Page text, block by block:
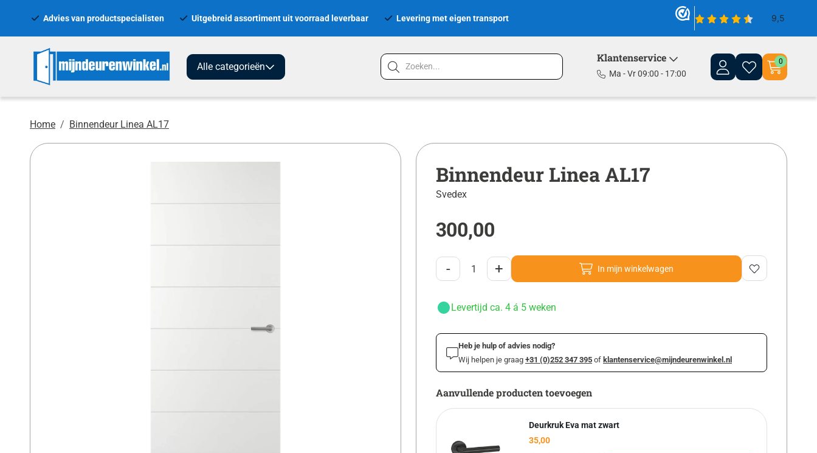
Advies van productspecialisten Uitgebreid assortiment uit voorraad leverbaar Levering met eigen transport
Alle categorieën
Klantenservice
Ma - Vr 09:00 - 17:00
0
Home Binnendeur Linea AL17
Binnendeur Linea AL17
Svedex
300,00
- + In mijn winkelwagen
Levertijd ca. 4 á 5 weken
Heb je hulp of advies nodig?
Wij helpen je graag +31 (0)252 347 395 of klantenservice@mijndeurenwinkel.nl
Aanvullende producten toevoegen
Deurkruk Eva mat zwart
35,00